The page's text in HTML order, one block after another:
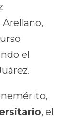
el
, el